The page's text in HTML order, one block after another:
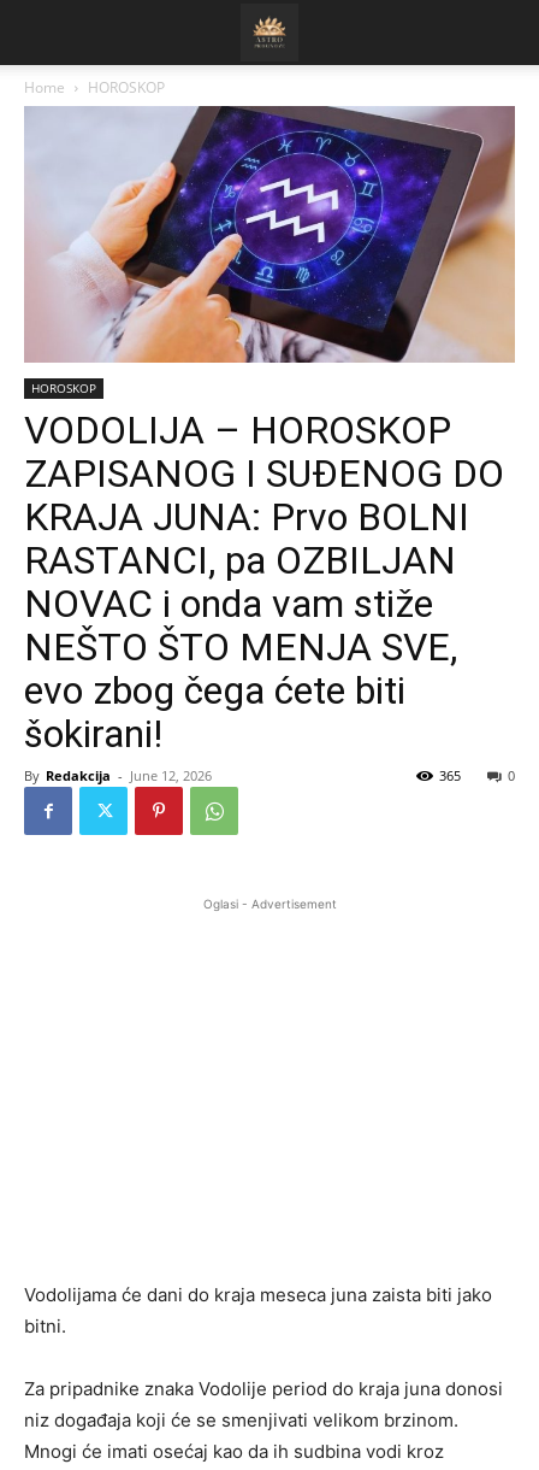
Home HOROSKOP
HOROSKOP
VODOLIJA – HOROSKOP
ZAPISANOG I SUĐENOG DO
KRAJA JUNA: Prvo BOLNI
RASTANCI, pa OZBILJAN
NOVAC i onda vam stiže
NEŠTO ŠTO MENJA SVE,
evo zbog čega ćete biti
šokirani!
By Redakcija - June 12, 2026 0
365
Oglasi - Advertisement
Vodolijama će dani do kraja meseca juna zaista biti jako
bitni.
Za pripadnike znaka Vodolije period do kraja juna donosi
niz događaja koji će se smenjivati velikom brzinom.
Mnogi će imati osećaj kao da ih sudbina vodi kroz